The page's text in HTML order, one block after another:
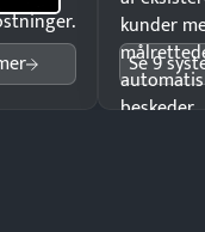
kunder
beskeder.
Se 9